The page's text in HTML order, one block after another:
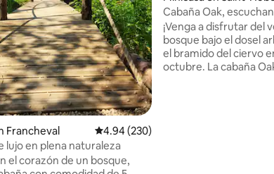
Francheval Calificación promedio: 4.94 de 5, 230
4.94 (230)
lujo en plena naturaleza
el corazón de un bosque,
Cabaña Oak,
el bosque de las
¡Venga a disfrutar del
bosque bajo el dosel
el bramido del ciervo
octubre. La cabaña